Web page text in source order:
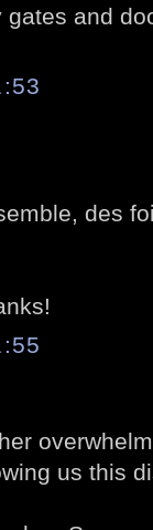
and
des
us this